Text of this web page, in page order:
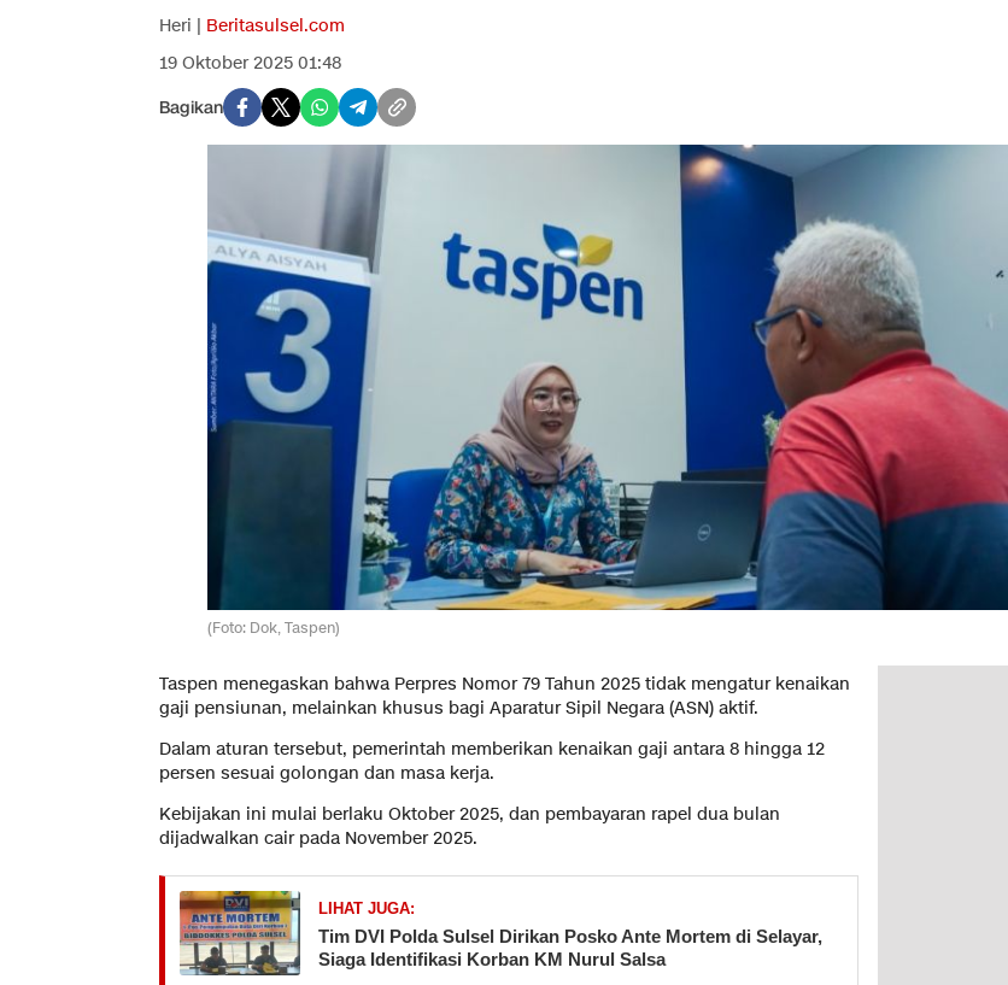
Heri | Beritasulsel.com
19 Oktober 2025 01:48
Bagikan
(Foto: Dok, Taspen)
Taspen menegaskan bahwa Perpres Nomor 79 Tahun 2025 tidak mengatur kenaikan
gaji pensiunan, melainkan khusus bagi Aparatur Sipil Negara (ASN) aktif.
Dalam aturan tersebut, pemerintah memberikan kenaikan gaji antara 8 hingga 12
persen sesuai golongan dan masa kerja.
Kebijakan ini mulai berlaku Oktober 2025, dan pembayaran rapel dua bulan
dijadwalkan cair pada November 2025.
LIHAT JUGA:
Tim DVI Polda Sulsel Dirikan Posko Ante Mortem di Selayar,
Siaga Identifikasi Korban KM Nurul Salsa